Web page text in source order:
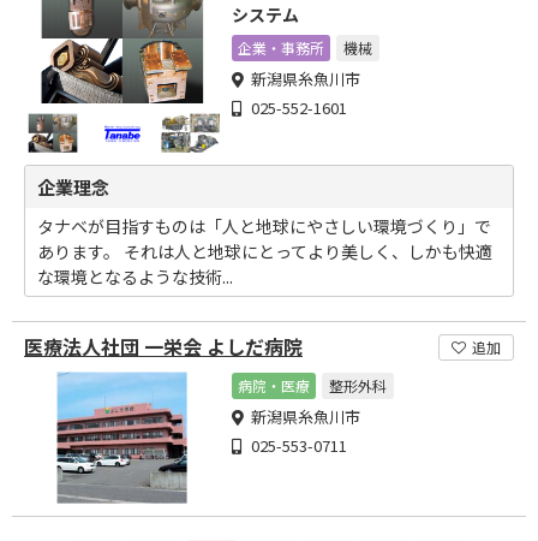
システム
企業・事務所 機械
新潟県糸魚川市
025-552-1601
企業理念
タナベが目指すものは「人と地球にやさしい環境づくり」で
あります。 それは人と地球にとってより美しく、しかも快適
な環境となるような技術...
医療法人社団 一栄会 よしだ病院
追加
病院・医療
整形外科
新潟県糸魚川市
025-553-0711